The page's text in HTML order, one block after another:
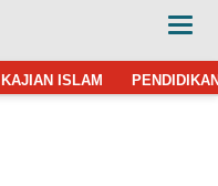
KAJIAN ISLAM